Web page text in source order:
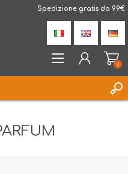
Spedizione gratis da 99€
0